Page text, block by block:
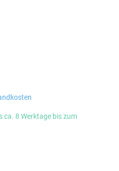
ca. 8 Werktage bis zum